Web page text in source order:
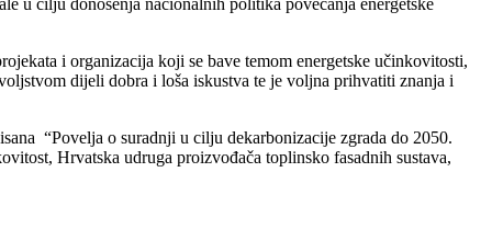
u cilju donošenja nacionalnih politika povećanja energetske
i organizacija koji se bave temom energetske učinkovitosti,
dijeli dobra i loša iskustva te je voljna prihvatiti znanja i
“Povelja o suradnji u cilju dekarbonizacije zgrada do 2050.
Hrvatska udruga proizvođača toplinsko fasadnih sustava,